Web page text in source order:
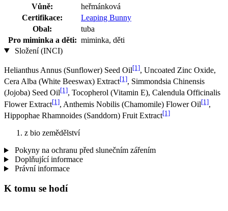
Vůně:
heřmánková
Certifikace:
Leaping Bunny
Obal:
tuba
Pro miminka a děti: miminka, děti
Složení (INCI)
Helianthus Annus (Sunflower) Seed Oil[1], Uncoated Zinc Oxide,
Cera Alba (White Beeswax) Extract[1], Simmondsia Chinensis
(Jojoba) Seed Oil[1], Tocopherol (Vitamin E), Calendula Officinalis
Flower Extract[1], Anthemis Nobilis (Chamomile) Flower Oil[1],
Hippophae Rhamnoides (Sanddorn) Fruit Extract[1]
z bio zemědělství
Pokyny na ochranu před slunečním zářením
Doplňující informace
Právní informace
K tomu se hodí